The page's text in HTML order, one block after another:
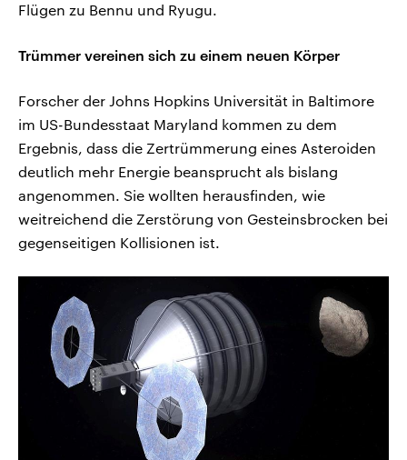
Flügen zu Bennu und Ryugu.
Trümmer vereinen sich zu einem neuen Körper
Forscher der Johns Hopkins Universität in Baltimore
im US-Bundesstaat Maryland kommen zu dem
Ergebnis, dass die Zertrümmerung eines Asteroiden
deutlich mehr Energie beansprucht als bislang
angenommen. Sie wollten herausfinden, wie
weitreichend die Zerstörung von Gesteinsbrocken bei
gegenseitigen Kollisionen ist.